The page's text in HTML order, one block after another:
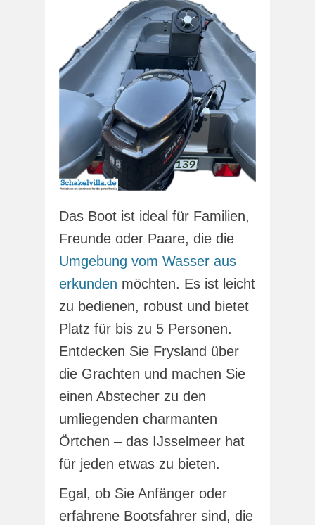
Das Boot ist ideal für Familien,
Freunde oder Paare, die die
Umgebung vom Wasser aus
erkunden möchten. Es ist leicht
zu bedienen, robust und bietet
Platz für bis zu 5 Personen.
Entdecken Sie Frysland über
die Grachten und machen Sie
einen Abstecher zu den
umliegenden charmanten
Örtchen – das IJsselmeer hat
für jeden etwas zu bieten.
Egal, ob Sie Anfänger oder
erfahrene Bootsfahrer sind, die